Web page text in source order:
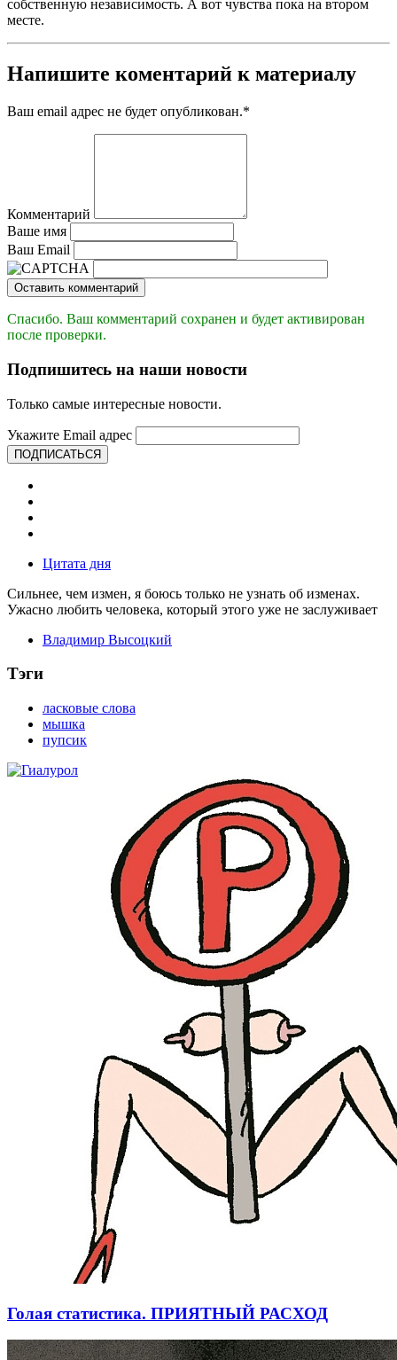
собственную независимость. А вот чувства пока на втором
месте.
Напишите коментарий к материалу
Ваш email адрес не будет опубликован.*
Комментарий
Ваше имя
Ваш Email
Оставить комментарий
Спасибо. Ваш комментарий сохранен и будет активирован
после проверки.
Подпишитесь на наши новости
Только самые интересные новости.
Укажите Email адрес
ПОДПИСАТЬСЯ
Цитата дня
Сильнее, чем измен, я боюсь только не узнать об изменах.
Ужасно любить человека, который этого уже не заслуживает
Владимир Высоцкий
Тэги
ласковые слова
мышка
пупсик
Голая статистика. ПРИЯТНЫЙ РАСХОД